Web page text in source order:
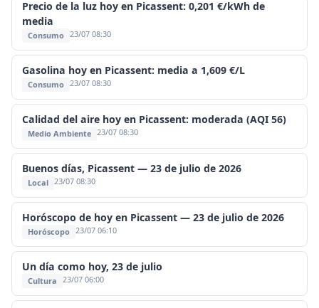
Precio de la luz hoy en Picassent: 0,201 €/kWh de
media
Consumo 23/07 08:30
Gasolina hoy en Picassent: media a 1,609 €/L
Consumo 23/07 08:30
Calidad del aire hoy en Picassent: moderada (AQI 56)
Medio Ambiente 23/07 08:30
Buenos días, Picassent — 23 de julio de 2026
Local 23/07 08:30
Horóscopo de hoy en Picassent — 23 de julio de 2026
Horóscopo 23/07 06:10
Un día como hoy, 23 de julio
Cultura 23/07 06:00